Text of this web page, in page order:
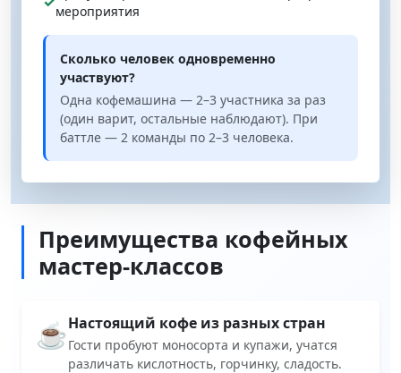
мероприятия
Сколько человек одновременно
участвуют?
Одна кофемашина — 2–3 участника за раз
(один варит, остальные наблюдают). При
баттле — 2 команды по 2–3 человека.
Преимущества кофейных
мастер-классов
☕Настоящий кофе из разных стран
Гости пробуют моносорта и купажи, учатся
различать кислотность, горчинку, сладость.